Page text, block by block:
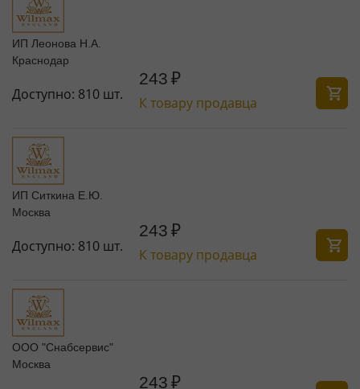
ИП Леонова Н.А.
Краснодар
Доступно: 810 шт.
243 ₽
К товару продавца
ИП Ситкина Е.Ю.
Москва
Доступно: 810 шт.
243 ₽
К товару продавца
ООО "Снабсервис"
Москва
243 ₽